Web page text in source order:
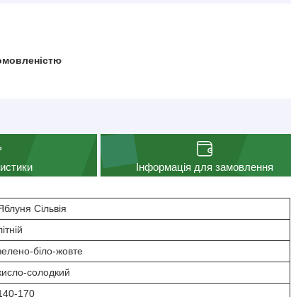
Інформація для замовлення
Сільвія
біло-жовте
солодкий
170